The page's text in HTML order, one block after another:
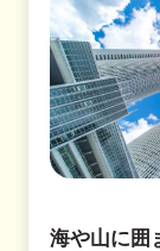
海や山に囲